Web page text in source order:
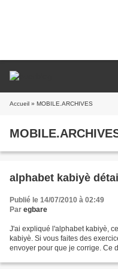
Accueil » MOBILE.ARCHIVES
alphabet kabiyè
Publié le 14/07/2010 à 02:49
Par egbare
J'ai expliqué l'alphabet kabiyè,
kabiyè. Si vous faites des
envoyer pour que je corrige. Ce